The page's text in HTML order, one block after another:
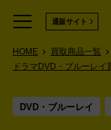
通販サイト
HOME 買取商品一覧
ドラマDVD・ブルーレイ
DVD・ブルーレイ